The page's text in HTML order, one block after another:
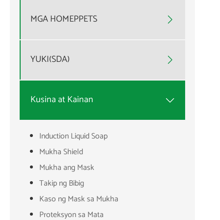
MGA HOMEPPETS 
YUKI(SDA) 
Kusina at Kainan 
Induction Liquid Soap
Mukha Shield
Mukha ang Mask
Takip ng Bibig
Kaso ng Mask sa Mukha
Proteksyon sa Mata